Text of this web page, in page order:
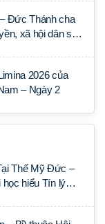
Đức Thánh cha
xã hội dân sự
2026 của
– Ngày 2
Thế Mỹ Đức –
hiểu Tín lý